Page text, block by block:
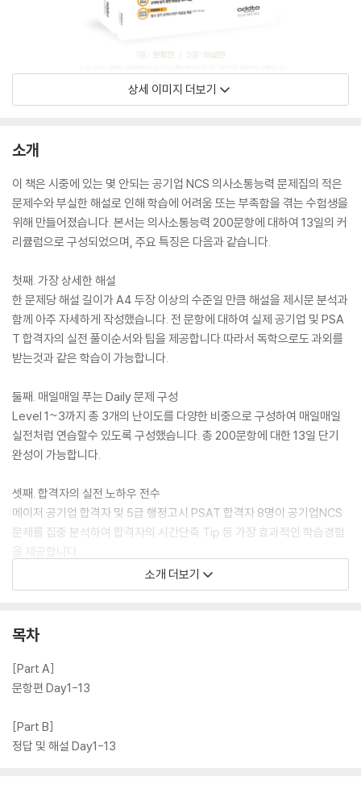
상세 이미지 더보기
소개
이 책은 시중에 있는 몇 안되는 공기업 NCS 의사소통능력 문제집의 적은
문제수와 부실한 해설로 인해 학습에 어려움 또는 부족함을 겪는 수험생을
위해 만들어졌습니다. 본서는 의사소통능력 200문항에 대하여 13일의 커
리큘럼으로 구성되었으며, 주요 특징은 다음과 같습니다.
첫째. 가장 상세한 해설
한 문제당 해설 길이가 A4 두장 이상의 수준일 만큼 해설을 제시문 분석과
함께 아주 자세하게 작성했습니다. 전 문항에 대하여 실제 공기업 및 PSA
T 합격자의 실전 풀이순서와 팁을 제공합니다.따라서 독학으로도 과외를
받는것과 같은 학습이 가능합니다.
둘째. 매일매일 푸는 Daily 문제 구성
Level 1~3까지 총 3개의 난이도를 다양한 비중으로 구성하여 매일매일
실전처럼 연습할수 있도록 구성했습니다. 총 200문항에 대한 13일 단기
완성이 가능합니다.
셋째. 합격자의 실전 노하우 전수
메이저 공기업 합격자 및 5급 행정고시 PSAT 합격자 8명이 공기업NCS
문제를 집중 분석하여 합격자의 시간단축 Tip 등 가장 효과적인 학습경험
을 제공합니다.
독학을 하지만, 마치 합격자에게 괴외를 받는 효과를 느낄 수 있습니다.
소개 더보기
목차
[Part A]
문항편 Day1-13
[Part B]
정답 및 해설 Day1-13